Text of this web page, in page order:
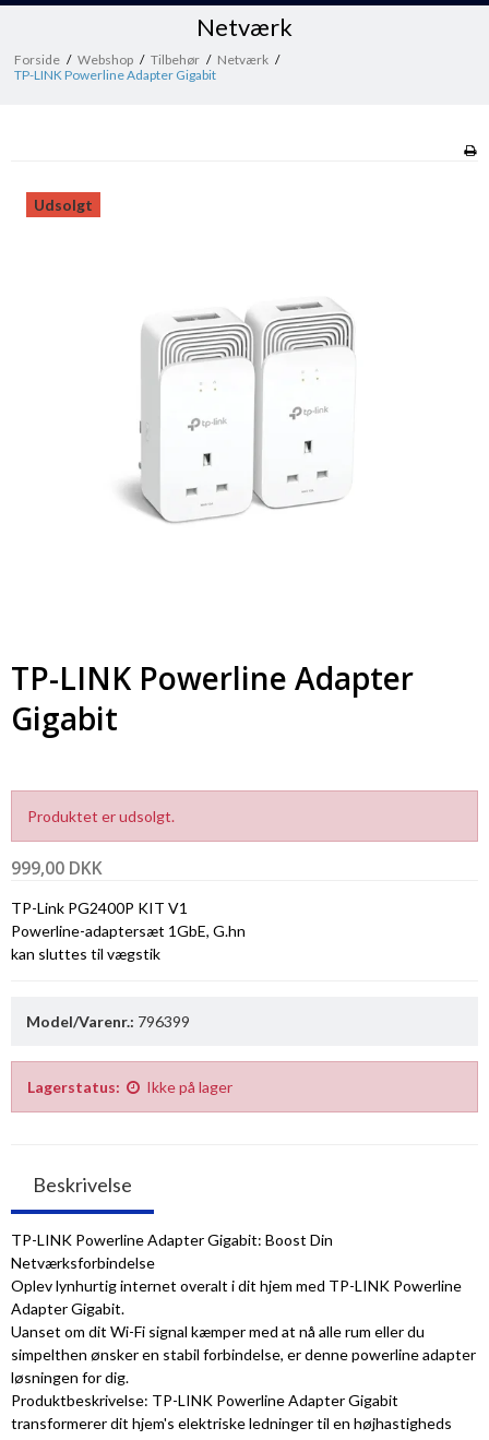
Netværk
Forside / Webshop / Tilbehør / Netværk /
TP-LINK Powerline Adapter Gigabit
Udsolgt
TP-LINK Powerline Adapter
Gigabit
Produktet er udsolgt.
999,00 DKK
TP-Link PG2400P KIT V1
Powerline-adaptersæt 1GbE, G.hn
kan sluttes til vægstik
Model/Varenr.: 796399
Lagerstatus: Ikke på lager
Beskrivelse
TP-LINK Powerline Adapter Gigabit: Boost Din
Netværksforbindelse
Oplev lynhurtig internet overalt i dit hjem med TP-LINK Powerline
Adapter Gigabit.
Uanset om dit Wi-Fi signal kæmper med at nå alle rum eller du
simpelthen ønsker en stabil forbindelse, er denne powerline adapter
løsningen for dig.
Produktbeskrivelse: TP-LINK Powerline Adapter Gigabit
transformerer dit hjem's elektriske ledninger til en højhastigheds